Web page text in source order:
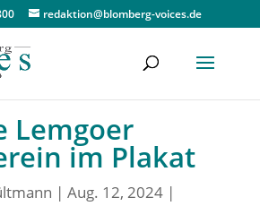
redaktion@blomberg-voices.de
Lemgoer
im Plakat
| Aug. 12, 2024|